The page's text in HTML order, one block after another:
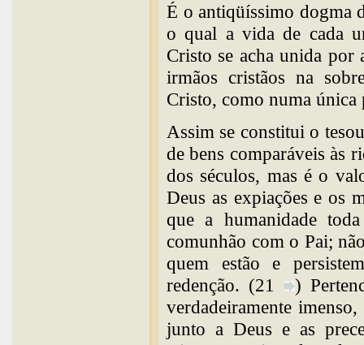
É o antiqüíssimo dogma
o qual a vida de cada
Cristo se acha unida
irmãos cristãos na
Cristo, como numa única
Assim se constitui o
de bens comparáveis às
dos séculos, mas é o
Deus as expiações e os
que a humanidade
comunhão com o Pai;
quem estão e
redenção. (21
)
verdadeiramente
junto a Deus e as